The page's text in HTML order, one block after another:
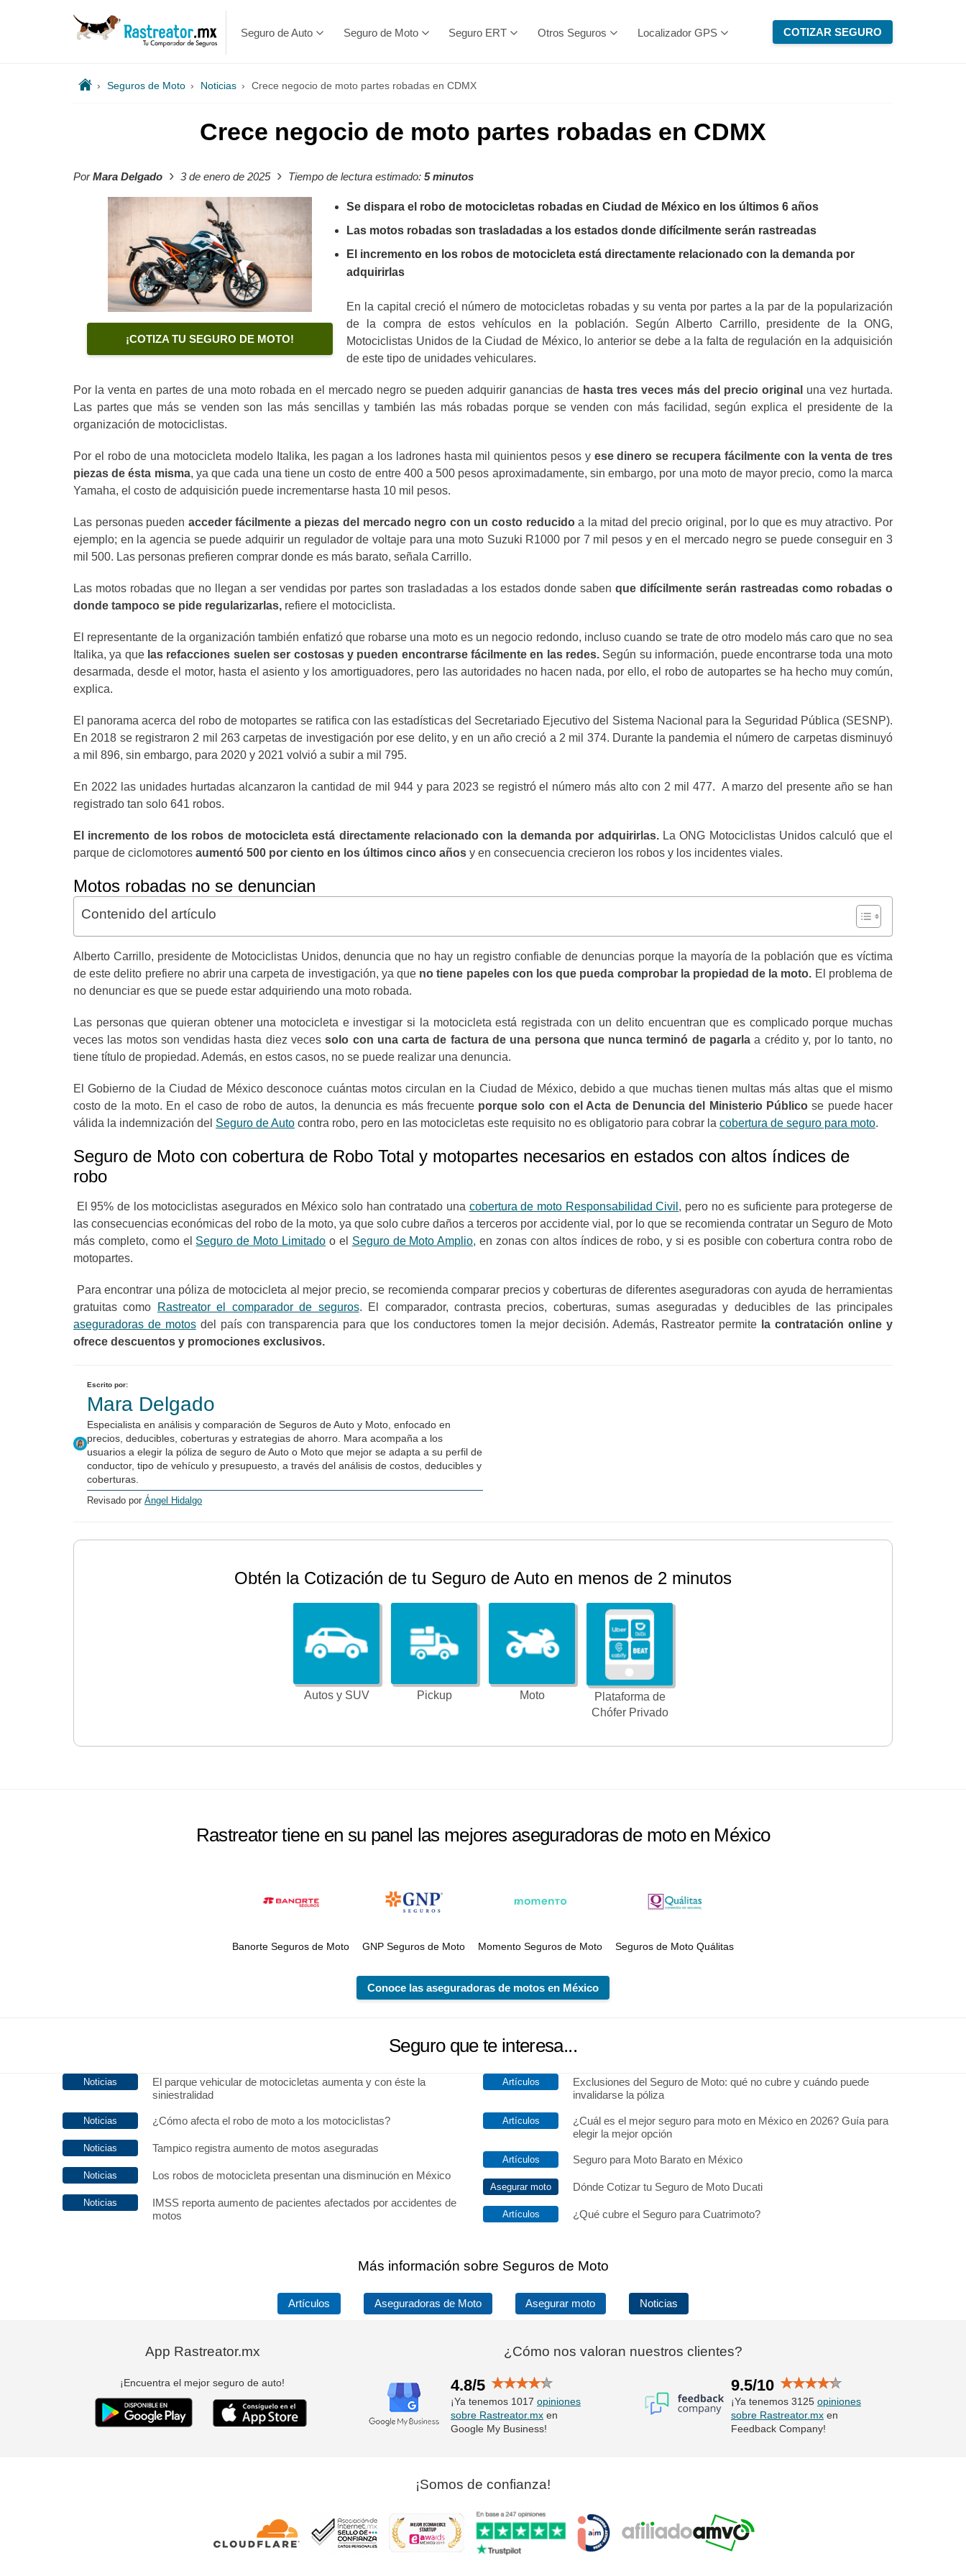
Seguro de Auto Seguro de Moto Seguro ERT Otros Seguros Localizador GPS COTIZAR SEGURO
› Seguros de Moto › Noticias › Crece negocio de moto partes robadas en CDMX
Crece negocio de moto partes robadas en CDMX
PorMara Delgado › 3 de enero de 2025 › Tiempo de lectura estimado: 5 minutos
¡COTIZA TU SEGURO DE MOTO!
Se dispara el robo de motocicletas robadas en Ciudad de México en los últimos 6 años
Las motos robadas son trasladadas a los estados donde difícilmente serán rastreadas
El incremento en los robos de motocicleta está directamente relacionado con la demanda por
adquirirlas
En la capital creció el número de motocicletas robadas y su venta por partes a la par de la popularización
de la compra de estos vehículos en la población. Según Alberto Carrillo, presidente de la ONG,
Motociclistas Unidos de la Ciudad de México, lo anterior se debe a la falta de regulación en la adquisición
de este tipo de unidades vehiculares.
Por la venta en partes de una moto robada en el mercado negro se pueden adquirir ganancias de hasta tres veces más del precio original una vez hurtada.
Las partes que más se venden son las más sencillas y también las más robadas porque se venden con más facilidad, según explica el presidente de la
organización de motociclistas.
Por el robo de una motocicleta modelo Italika, les pagan a los ladrones hasta mil quinientos pesos y ese dinero se recupera fácilmente con la venta de tres
piezas de ésta misma, ya que cada una tiene un costo de entre 400 a 500 pesos aproximadamente, sin embargo, por una moto de mayor precio, como la marca
Yamaha, el costo de adquisición puede incrementarse hasta 10 mil pesos.
Las personas pueden acceder fácilmente a piezas del mercado negro con un costo reducidoa la mitad del precio original, por lo que es muy atractivo. Por
ejemplo; en la agencia se puede adquirir un regulador de voltaje para una moto Suzuki R1000 por 7 mil pesos y en el mercado negro se puede conseguir en 3
mil 500. Las personas prefieren comprar donde es más barato, señala Carrillo.
Las motos robadas que no llegan a ser vendidas por partes son trasladadas a los estados donde saben que difícilmente serán rastreadas como robadas o
donde tampoco se pide regularizarlas, refiere el motociclista.
El representante de la organización también enfatizó que robarse una moto es un negocio redondo, incluso cuando se trate de otro modelo más caro que no sea
Italika, ya que las refacciones suelen ser costosas y pueden encontrarse fácilmente en las redes. Según su información, puede encontrarse toda una moto
desarmada, desde el motor, hasta el asiento y los amortiguadores, pero las autoridades no hacen nada, por ello, el robo de autopartes se ha hecho muy común,
explica.
El panorama acerca del robo de motopartes se ratifica con las estadísticas del Secretariado Ejecutivo del Sistema Nacional para la Seguridad Pública (SESNP).
En 2018 se registraron 2 mil 263 carpetas de investigación por ese delito, y en un año creció a 2 mil 374. Durante la pandemia el número de carpetas disminuyó
a mil 896, sin embargo, para 2020 y 2021 volvió a subir a mil 795.
En 2022 las unidades hurtadas alcanzaron la cantidad de mil 944 y para 2023 se registró el número más alto con 2 mil 477. A marzo del presente año se han
registrado tan solo 641 robos.
El incremento de los robos de motocicleta está directamente relacionado con la demanda por adquirirlas.La ONG Motociclistas Unidos calculó que el
parque de ciclomotores aumentó 500 por ciento en los últimos cinco años y en consecuencia crecieron los robos y los incidentes viales.
Motos robadas no se denuncian
Contenido del artículo
Alberto Carrillo, presidente de Motociclistas Unidos, denuncia que no hay un registro confiable de denuncias porque la mayoría de la población que es víctima
de este delito prefiere no abrir una carpeta de investigación, ya que no tiene papeles con los que pueda comprobar la propiedad de la moto. El problema de
no denunciar es que se puede estar adquiriendo una moto robada.
Las personas que quieran obtener una motocicleta e investigar si la motocicleta está registrada con un delito encuentran que es complicado porque muchas
veces las motos son vendidas hasta diez vecessolo con una carta de factura de una persona que nunca terminó de pagarla a crédito y, por lo tanto, no
tiene título de propiedad. Además, en estos casos, no se puede realizar una denuncia.
El Gobierno de la Ciudad de México desconoce cuántas motos circulan en la Ciudad de México, debido a que muchas tienen multas más altas que el mismo
costo de la moto. En el caso de robo de autos, la denuncia es más frecuente porque solo con el Acta de Denuncia del Ministerio Público se puede hacer
válida la indemnización del Seguro de Auto contra robo, pero en las motocicletas este requisito no es obligatorio para cobrar la cobertura de seguro para moto.
Seguro de Moto con cobertura de Robo Total y motopartes necesarios en estados con altos índices de
robo
El 95% de los motociclistas asegurados en México solo han contratado una cobertura de moto Responsabilidad Civil , pero no es suficiente para protegerse de
las consecuencias económicas del robo de la moto, ya que solo cubre daños a terceros por accidente vial, por lo que se recomienda contratar un Seguro de Moto
más completo, como el Seguro de Moto Limitado o el Seguro de Moto Amplio, en zonas con altos índices de robo, y si es posible con cobertura contra robo de
motopartes.
Para encontrar una póliza de motocicleta al mejor precio, se recomienda comparar precios y coberturas de diferentes aseguradoras con ayuda de herramientas
gratuitas como
Rastreator el comparador de seguros. El comparador, contrasta precios, coberturas, sumas aseguradas y deducibles de las principales
aseguradoras de motosdel país con transparencia para que los conductores tomen la mejor decisión. Además, Rastreator permite la contratación online y
ofrece descuentos y promociones exclusivos.
Escrito por:
Mara Delgado
Especialista en análisis y comparación de Seguros de Auto y Moto, enfocado en
precios, deducibles, coberturas y estrategias de ahorro. Mara acompaña a los
usuarios a elegir la póliza de seguro de Auto o Moto que mejor se adapta a su perfil de
conductor, tipo de vehículo y presupuesto, a través del análisis de costos, deducibles y
coberturas.
Revisado porÁngel Hidalgo
Obtén la Cotización de tu Seguro de Auto en menos de 2 minutos
Autos y SUV Pickup Moto
Plataforma de
Chófer Privado
Rastreator tiene en su panel las mejores aseguradoras de moto en México
Banorte Seguros de Moto GNP Seguros de Moto Momento Seguros de Moto Seguros de Moto Quálitas
Conoce las aseguradoras de motos en México
Seguro que te interesa...
El parque vehicular de motocicletas aumenta y con éste la
siniestralidad
¿Cómo afecta el robo de moto a los motociclistas?
Tampico registra aumento de motos aseguradas
Los robos de motocicleta presentan una disminución en México
IMSS reporta aumento de pacientes afectados por accidentes de
motos
Exclusiones del Seguro de Moto: qué no cubre y cuándo puede
invalidarse la póliza
¿Cuál es el mejor seguro para moto en México en 2026? Guía para
elegir la mejor opción
Seguro para Moto Barato en México
Dónde Cotizar tu Seguro de Moto Ducati
¿Qué cubre el Seguro para Cuatrimoto?
Más información sobre Seguros de Moto
Artículos Aseguradoras de Moto Asegurar moto Noticias
App Rastreator.mx
¡Encuentra el mejor seguro de auto!
¿Cómo nos valoran nuestros clientes?
4.8/5
¡Ya tenemos 1017 opiniones
sobre Rastreator.mxen
Google My Business!
9.5/10
¡Ya tenemos 3125 opiniones
sobre Rastreator.mxen
Feedback Company!
¡Somos de confianza!